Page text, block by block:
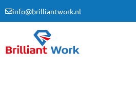
Ga
inhoud
info@brilliantwork.nl